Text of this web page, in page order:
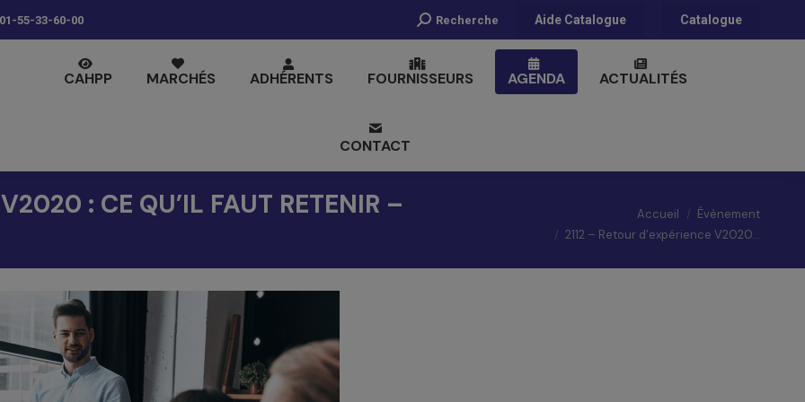
01-55-33-60-00
Recherche
Recherche Aide Catalogue Catalogue
CAHPP MARCHÉS ADHÉRENTS FOURNISSEURS AGENDA ACTUALITÉS
CONTACT
: CE QU’IL FAUT RETENIR –
Accueil
Évènement
2112 – Retour d’expérience V2020…